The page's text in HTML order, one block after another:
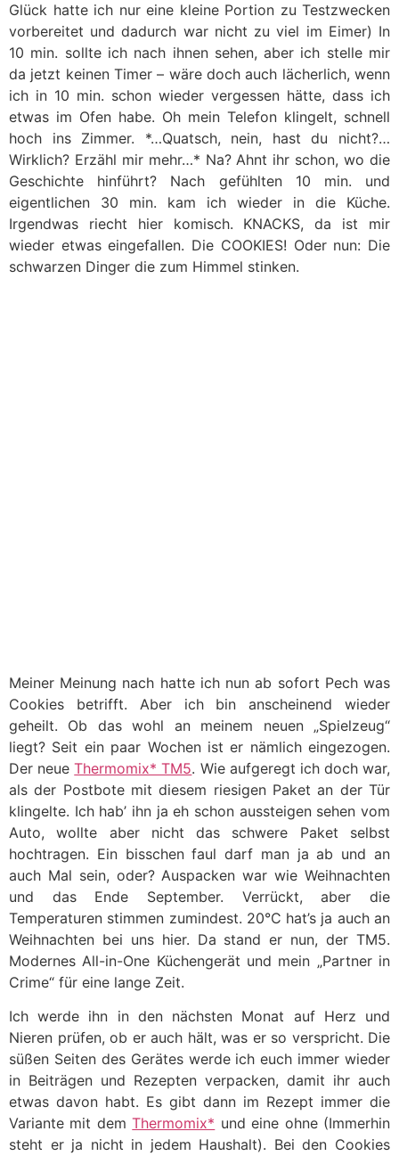
Glück hatte ich nur eine kleine Portion zu Testzwecken
vorbereitet und dadurch war nicht zu viel im Eimer) In
10 min. sollte ich nach ihnen sehen, aber ich stelle mir
da jetzt keinen Timer – wäre doch auch lächerlich, wenn
ich in 10 min. schon wieder vergessen hätte, dass ich
etwas im Ofen habe. Oh mein Telefon klingelt, schnell
hoch ins Zimmer. *…Quatsch, nein, hast du nicht?…
Wirklich? Erzähl mir mehr…* Na? Ahnt ihr schon, wo die
Geschichte hinführt? Nach gefühlten 10 min. und
eigentlichen 30 min. kam ich wieder in die Küche.
Irgendwas riecht hier komisch. KNACKS, da ist mir
wieder etwas eingefallen. Die COOKIES! Oder nun: Die
schwarzen Dinger die zum Himmel stinken.
Meiner Meinung nach hatte ich nun ab sofort Pech was
Cookies betrifft. Aber ich bin anscheinend wieder
geheilt. Ob das wohl an meinem neuen „Spielzeug“
liegt? Seit ein paar Wochen ist er nämlich eingezogen.
Der neueThermomix* TM5. Wie aufgeregt ich doch war,
als der Postbote mit diesem riesigen Paket an der Tür
klingelte. Ich hab’ ihn ja eh schon aussteigen sehen vom
Auto, wollte aber nicht das schwere Paket selbst
hochtragen. Ein bisschen faul darf man ja ab und an
auch Mal sein, oder? Auspacken war wie Weihnachten
und das Ende September. Verrückt, aber die
Temperaturen stimmen zumindest. 20°C hat’s ja auch an
Weihnachten bei uns hier. Da stand er nun, der TM5.
Modernes All-in-One Küchengerät und mein „Partner in
Crime“ für eine lange Zeit.
Ich werde ihn in den nächsten Monat auf Herz und
Nieren prüfen, ob er auch hält, was er so verspricht. Die
süßen Seiten des Gerätes werde ich euch immer wieder
in Beiträgen und Rezepten verpacken, damit ihr auch
etwas davon habt. Es gibt dann im Rezept immer die
Variante mit demThermomix* und eine ohne (Immerhin
steht er ja nicht in jedem Haushalt). Bei den Cookies